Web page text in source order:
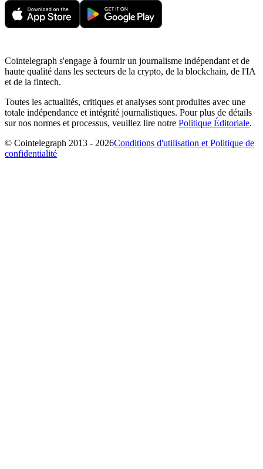
Cointelegraph s'engage à fournir un journalisme indépendant et de
haute qualité dans les secteurs de la crypto, de la blockchain, de l'IA
et de la fintech.
Toutes les actualités, critiques et analyses sont produites avec une
totale indépendance et intégrité journalistiques. Pour plus de détails
sur nos normes et processus, veuillez lire notre Politique Éditoriale.
© Cointelegraph 2013 - 2026Conditions d'utilisation et Politique de
confidentialité